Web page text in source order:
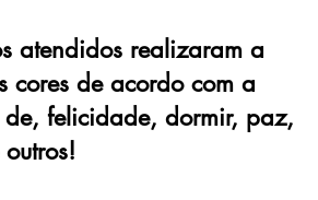
atendidos realizaram a
cores de acordo com a
felicidade, dormir, paz,